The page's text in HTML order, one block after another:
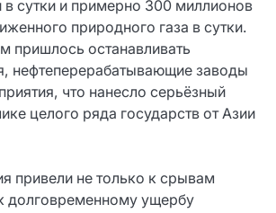
в сутки и примерно 300 миллионов
природного газа в сутки.
пришлось останавливать
нефтеперерабатывающие заводы
что нанесло серьёзный
целого ряда государств от Азии
привели не только к срывам
долговременному ущербу